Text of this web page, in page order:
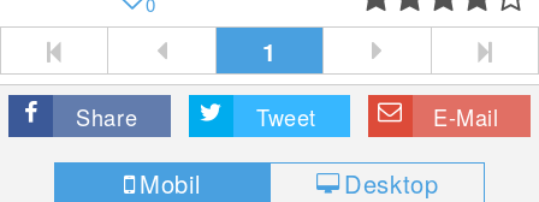
1
Share Tweet E-Mail
Mobil Desktop